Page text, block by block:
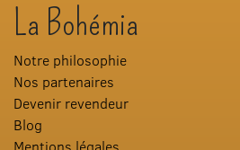
La Bohémia
Notre philosophie
Nos partenaires
Devenir revendeur
Blog
Mentions légales